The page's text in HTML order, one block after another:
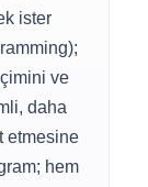
ister
ve
daha
etmesine
hem